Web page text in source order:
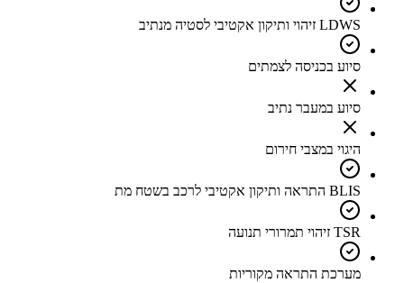
LDWS זיהוי ותיקון אקטיבי לסטיה מנתיב
סיוע בכניסה לצמתים
סיוע במעבר נתיב
היגוי במצבי חירום
BLIS התראה ותיקון אקטיבי לרכב בשטח מת
TSR זיהוי תמרורי תנועה
מערכת התראה מקוריות